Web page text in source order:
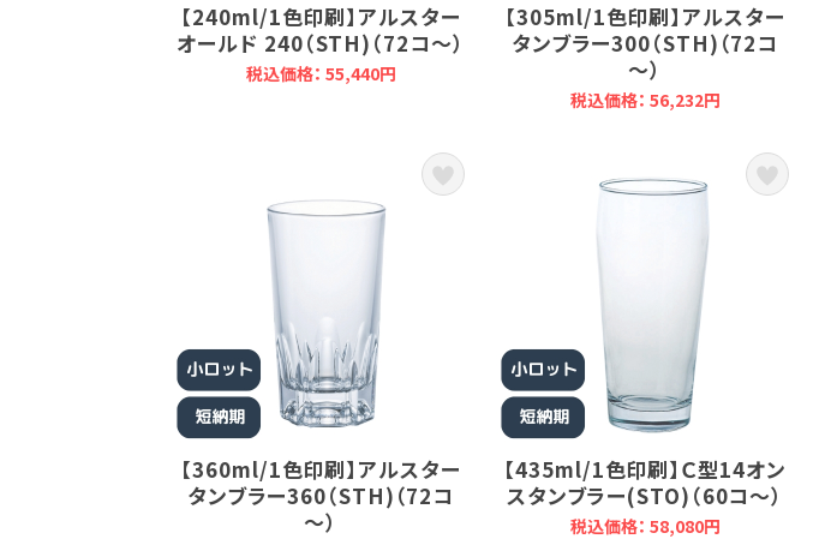
【240ml/1色印刷】アルスター
オールド 240（STH)（72コ～）
税込価格： 55,440円
【305ml/1色印刷】アルスター
タンブラー300（STH)（72コ
～）
税込価格： 56,232円
【360ml/1色印刷】アルスター
タンブラー360（STH)（72コ
～）
【435ml/1色印刷】Ｃ型14オン
スタンブラー(STO)（60コ～）
税込価格： 58,080円